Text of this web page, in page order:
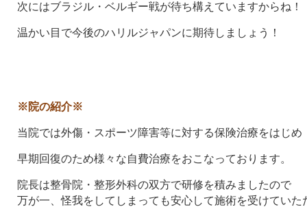
次にはブラジル・ベルギー戦が待ち構えていますからね！
温かい目で今後のハリルジャパンに期待しましょう！
※院の紹介※
当院では外傷・スポーツ障害等に対する保険治療をはじめ
早期回復のため様々な自費治療をおこなっております。
院長は整骨院・整形外科の双方で研修を積みましたので
万が一、怪我をしてしまっても安心して施術を受けていた